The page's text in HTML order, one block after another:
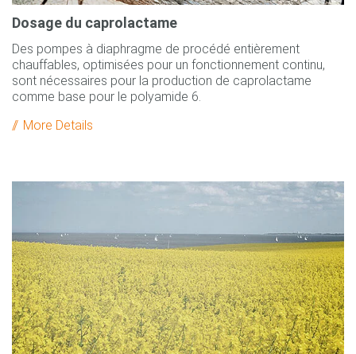
Dosage du caprolactame
Des pompes à diaphragme de procédé entièrement
chauffables, optimisées pour un fonctionnement continu,
sont nécessaires pour la production de caprolactame
comme base pour le polyamide 6.
More Details